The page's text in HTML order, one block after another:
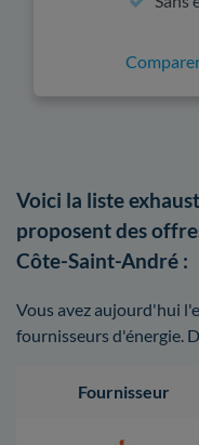
Voici la liste
proposent des
Côte-Saint-André :
Vous avez aujourd'hui
fournisseurs d'énergie.
Fournisseur